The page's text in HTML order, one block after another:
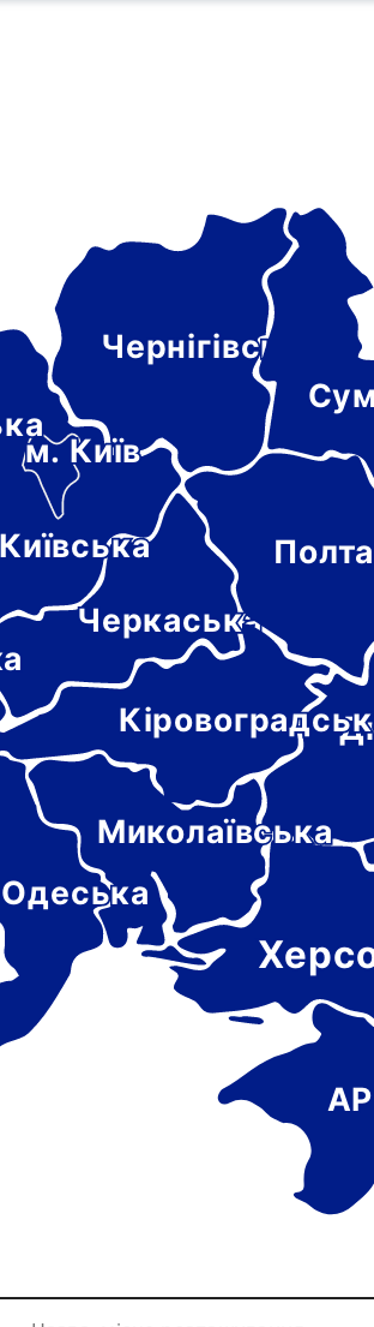
Черкаська
Чернігівська
Київська
м. Київ
Миколаївська
Одеська